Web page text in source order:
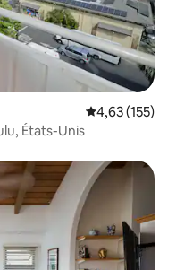
Évaluation
4,63 (155)
États-Unis